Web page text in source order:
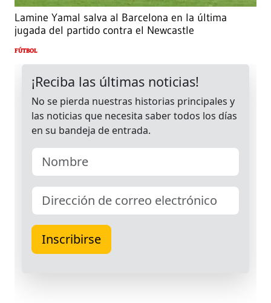
Lamine Yamal salva al Barcelona en la última
jugada del partido contra el Newcastle
FÚTBOL